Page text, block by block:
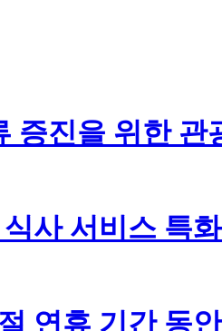
증진을 위한 관
사 서비스 특
연휴 기간 동